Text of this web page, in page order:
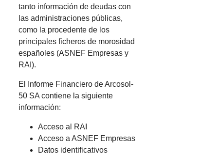
tanto información de deudas con
las administraciones públicas,
como la procedente de los
principales ficheros de morosidad
españoles (ASNEF Empresas y
RAI).
El Informe Financiero de Arcosol-
50 SA contiene la siguiente
información:
Acceso al RAI
Acceso a ASNEF Empresas
Datos identificativos